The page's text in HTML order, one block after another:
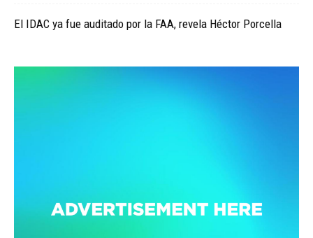
El IDAC ya fue auditado por la FAA, revela Héctor Porcella